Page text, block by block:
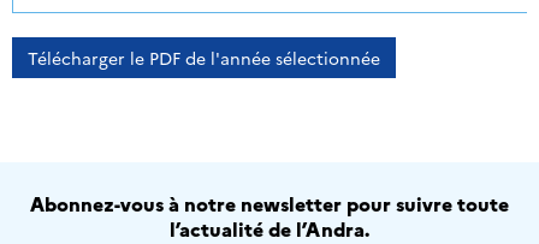
Télécharger le PDF de l'année sélectionnée
Abonnez-vous à notre newsletter pour suivre toute
l’actualité de l’Andra.